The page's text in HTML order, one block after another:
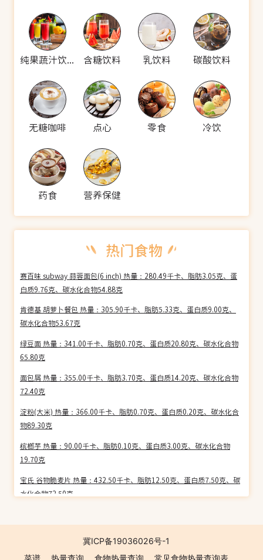
纯果蔬汁饮料 含糖饮料 乳饮料 碳酸饮料
无糖咖啡 点心 零食 冷饮
药食 营养保健
赛百味 subway 蒜蓉面包(6 inch) 热量：280.49千卡、脂肪3.05克、蛋
白质9.76克、碳水化合物54.88克
肯德基 胡萝卜餐包 热量：305.90千卡、脂肪5.33克、蛋白质9.00克、
碳水化合物53.67克
绿豆面 热量：341.00千卡、脂肪0.70克、蛋白质20.80克、碳水化合物
65.80克
面包屑 热量：355.00千卡、脂肪3.70克、蛋白质14.20克、碳水化合物
72.40克
淀粉(大米) 热量：366.00千卡、脂肪0.70克、蛋白质0.20克、碳水化合
物89.30克
槟榔芋 热量：90.00千卡、脂肪0.10克、蛋白质3.00克、碳水化合物
19.70克
宝氏 谷物脆麦片 热量：432.50千卡、脂肪12.50克、蛋白质7.50克、碳
水化合物72.50克
73.00克
思念玉米刀切 热量：268.16千卡、脂肪1.30克、蛋白质7.90克、碳水
冀ICP备19036026号-1